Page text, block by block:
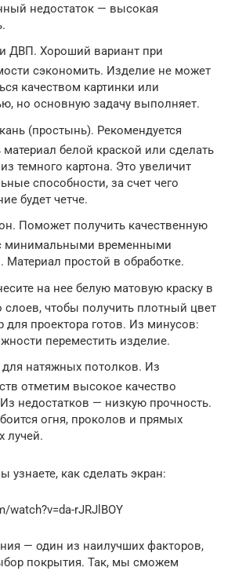
недостаток — высокая
ДВП. Хороший вариант при
сэкономить. Изделие не может
качеством картинки или
но основную задачу выполняет.
(простынь). Рекомендуется
материал белой краской или сделать
темного картона. Это увеличит
способности, за счет чего
будет четче.
Поможет получить качественную
минимальными временными
Материал простой в обработке.
на нее белую матовую краску в
слоев, чтобы получить плотный цвет
для проектора готов. Из минусов:
переместить изделие.
натяжных потолков. Из
отметим высокое качество
недостатков — низкую прочность.
огня, проколов и прямых
лучей.
узнаете, как сделать экран:
watch?v=da-rJRJlBOY
— один из наилучших факторов,
покрытия. Так, мы сможем